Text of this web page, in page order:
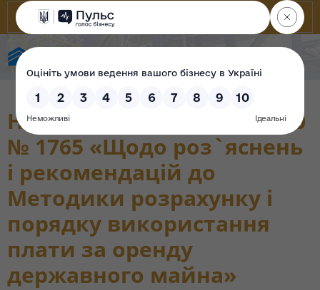
Наказ ФДМУ від 22.08.2000
№ 1765 «Щодо роз`яснень
і рекомендацій до
Методики розрахунку і
порядку використання
плати за оренду
державного майна»